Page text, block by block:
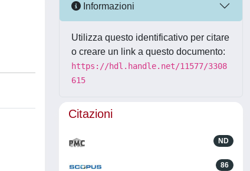
Informazioni
Utilizza questo identificativo per citare
o creare un link a questo documento:
https://hdl.handle.net/11577/3308
615
Citazioni
ND
86